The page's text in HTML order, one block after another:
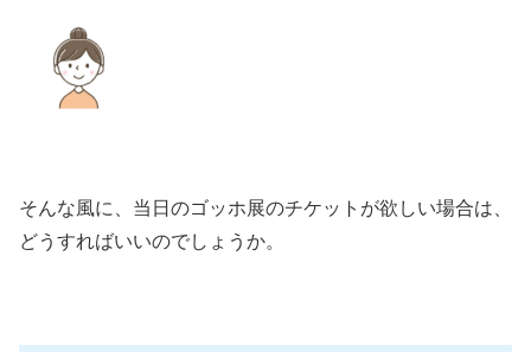
そんな風に、 当日のゴッホ展のチケットが欲しい場合は、
どうすればいいのでしょうか。